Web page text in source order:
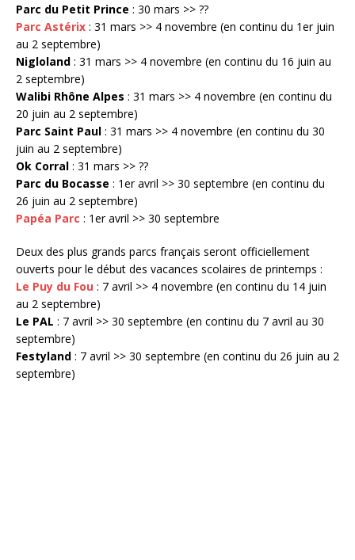
Parc du Petit Prince : 30 mars >> ??
Parc Astérix : 31 mars >> 4 novembre (en continu du 1er juin
au 2 septembre)
Nigloland : 31 mars >> 4 novembre (en continu du 16 juin au
2 septembre)
Walibi Rhône Alpes : 31 mars >> 4 novembre (en continu du
20 juin au 2 septembre)
Parc Saint Paul : 31 mars >> 4 novembre (en continu du 30
juin au 2 septembre)
Ok Corral : 31 mars >> ??
Parc du Bocasse : 1er avril >> 30 septembre (en continu du
26 juin au 2 septembre)
Papéa Parc : 1er avril >> 30 septembre
Deux des plus grands parcs français seront officiellement
ouverts pour le début des vacances scolaires de printemps :
Le Puy du Fou : 7 avril >> 4 novembre (en continu du 14 juin
au 2 septembre)
Le PAL : 7 avril >> 30 septembre (en continu du 7 avril au 30
septembre)
Festyland : 7 avril >> 30 septembre (en continu du 26 juin au 2
septembre)